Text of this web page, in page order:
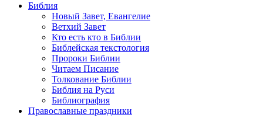
Библия
Новый Завет, Евангелие
Ветхий Завет
Кто есть кто в Библии
Библейская текстология
Пророки Библии
Читаем Писание
Толкование Библии
Библия на Руси
Библиография
Православные праздники